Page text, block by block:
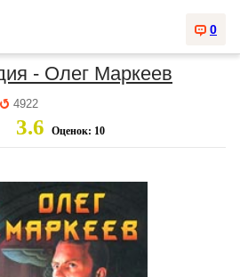
0
- Олег Маркеев
4922
3.6 Оценок: 10